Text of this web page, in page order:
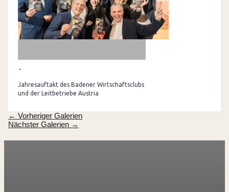
Jahresauftakt des Badener Wirtschaftsclubs
und der Leitbetriebe Austria
← Vorheriger Galerien
Nächster Galerien →